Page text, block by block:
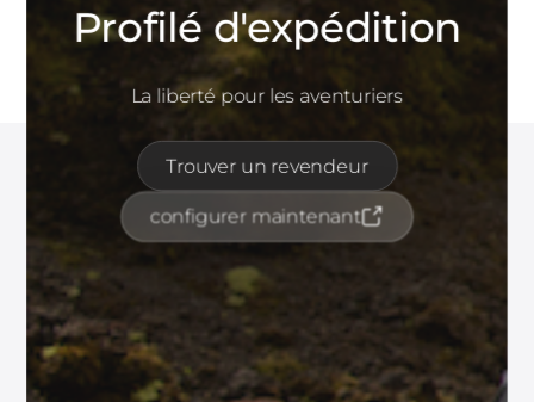
Profilé d'expédition
La liberté pour les aventuriers
Trouver un revendeur
configurer maintenant